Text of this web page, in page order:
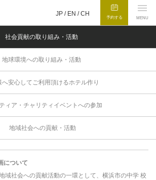
JP / EN /CH
予約する MENU
社会貢献の取り組み・活動
地球環境への取り組み・活動
へ安心してご利用頂けるホテル作り
ィア・チャリティイベントへの参加
地域社会への貢献・活動
について
域社会への貢献活動の一環として、横浜市の中学 校